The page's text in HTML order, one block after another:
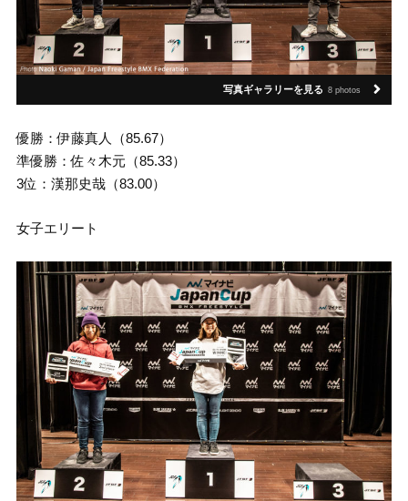
写真ギャラリーを見る 8 photos
優勝：伊藤真人（85.67）
準優勝：佐々木元（85.33）
3位：漢那史哉（83.00）
女子エリート